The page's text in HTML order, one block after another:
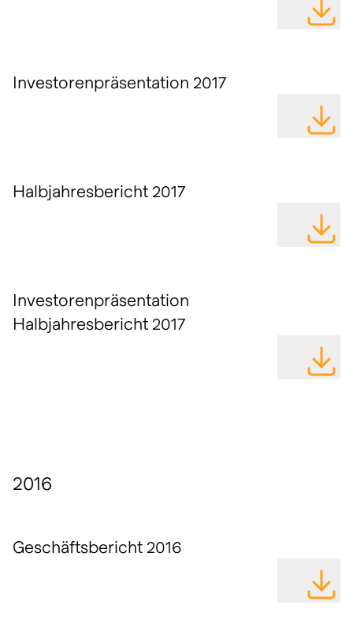
DATEI
Investorenpräsentation 2017
DATEI
Halbjahresbericht 2017
DATEI
Investorenpräsentation
Halbjahresbericht 2017
DATEI
2016
Geschäftsbericht 2016
DATEI